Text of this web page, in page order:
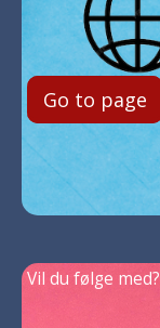
Go to page
Vil du følge med?